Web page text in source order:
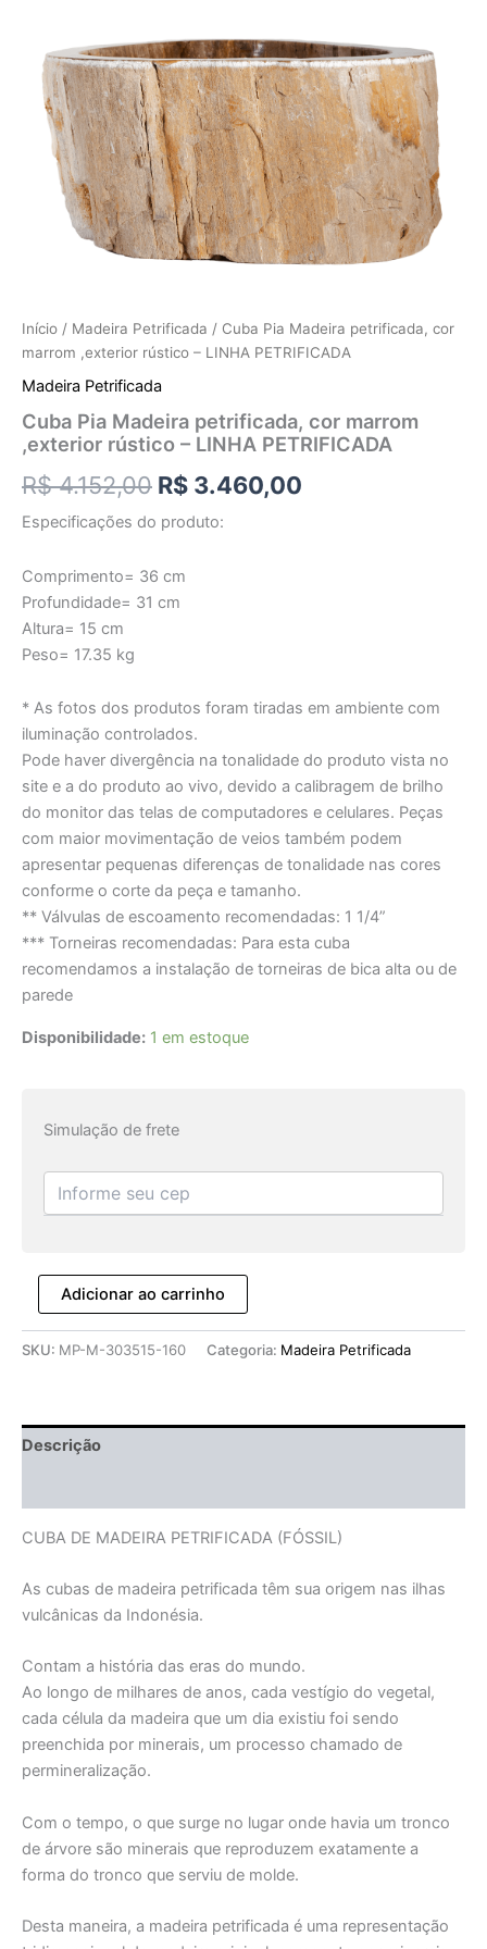
Início / Madeira Petrificada / Cuba Pia Madeira petrificada, cor
marrom ,exterior rústico – LINHA PETRIFICADA
Madeira Petrificada
Cuba Pia Madeira petrificada, cor marrom
,exterior rústico – LINHA PETRIFICADA
R$4.152,00 R$ 3.460,00
Especificações do produto:
Comprimento= 36 cm
Profundidade= 31 cm
Altura= 15 cm
Peso= 17.35 kg
* As fotos dos produtos foram tiradas em ambiente com
iluminação controlados.
Pode haver divergência na tonalidade do produto vista no
site e a do produto ao vivo, devido a calibragem de brilho
do monitor das telas de computadores e celulares. Peças
com maior movimentação de veios também podem
apresentar pequenas diferenças de tonalidade nas cores
conforme o corte da peça e tamanho.
** Válvulas de escoamento recomendadas: 1 1/4”
*** Torneiras recomendadas: Para esta cuba
recomendamos a instalação de torneiras de bica alta ou de
parede
Disponibilidade: 1 em estoque
Simulação de frete
Adicionar ao carrinho
SKU: MP-M-303515-160 Categoria: Madeira Petrificada
Descrição
CUBA DE MADEIRA PETRIFICADA (FÓSSIL)
As cubas de madeira petrificada têm sua origem nas ilhas
vulcânicas da Indonésia.
Contam a história das eras do mundo.
Ao longo de milhares de anos, cada vestígio do vegetal,
cada célula da madeira que um dia existiu foi sendo
preenchida por minerais, um processo chamado de
permineralização.
Com o tempo, o que surge no lugar onde havia um tronco
de árvore são minerais que reproduzem exatamente a
forma do tronco que serviu de molde.
Desta maneira, a madeira petrificada é uma representação